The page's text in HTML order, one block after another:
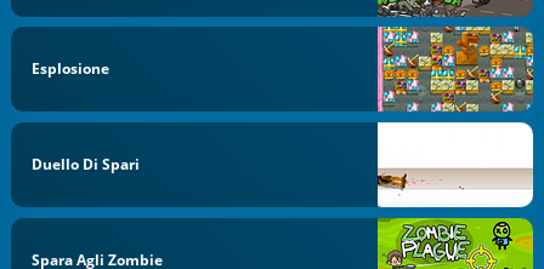
Esplosione
Duello Di Spari
Spara Agli Zombie